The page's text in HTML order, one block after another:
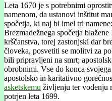
Leta 1670 je s potrebnimi
namenom, da ustanovi inštitut
spočetja, ki naj bi imel tri
Brezmadežnega spočetja
krščanstva, torej zastonjski dar
človeka, posvetiti se molitvi za
bili pripravljeni na smrt;
obrobnimi. Vse do konca
apostolsko in karitativno
asketskemu življenju ter vodenju
potrjen leta 1699.